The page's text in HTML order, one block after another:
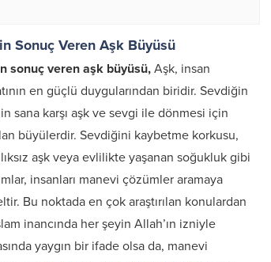
Sonuç Veren Aşk Büyüsü
sonuç veren aşk büyüsü, Aşk, insan
en güçlü duygularından biridir. Sevdiğin
sana karşı aşk ve sevgi ile dönmesi için
büyülerdir. Sevdiğini kaybetme korkusu,
aşk veya evlilikte yaşanan soğukluk gibi
insanları manevi çözümler aramaya
Bu noktada en çok araştırılan konulardan
inancında her şeyin Allah’ın izniyle
yaygın bir ifade olsa da, manevi